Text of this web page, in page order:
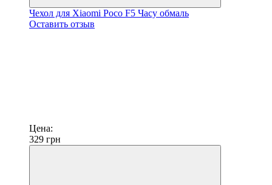
Чехол для Xiaomi Poco F5 Часу обмаль
Оставить отзыв
Цена:
329 грн